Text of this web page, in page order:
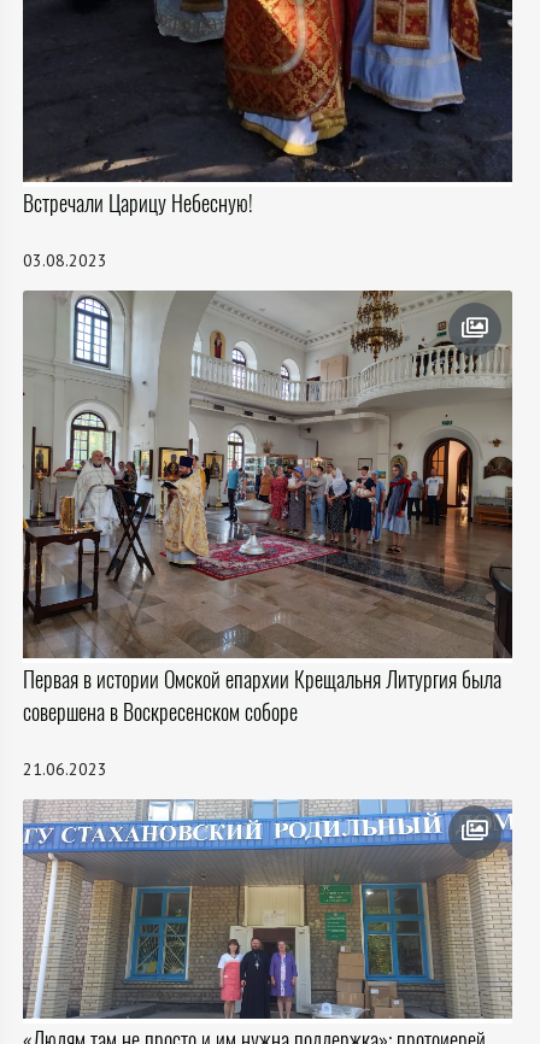
Встречали Царицу Небесную!
03.08.2023
Первая в истории Омской епархии Крещальня Литургия была
совершена в Воскресенском соборе
21.06.2023